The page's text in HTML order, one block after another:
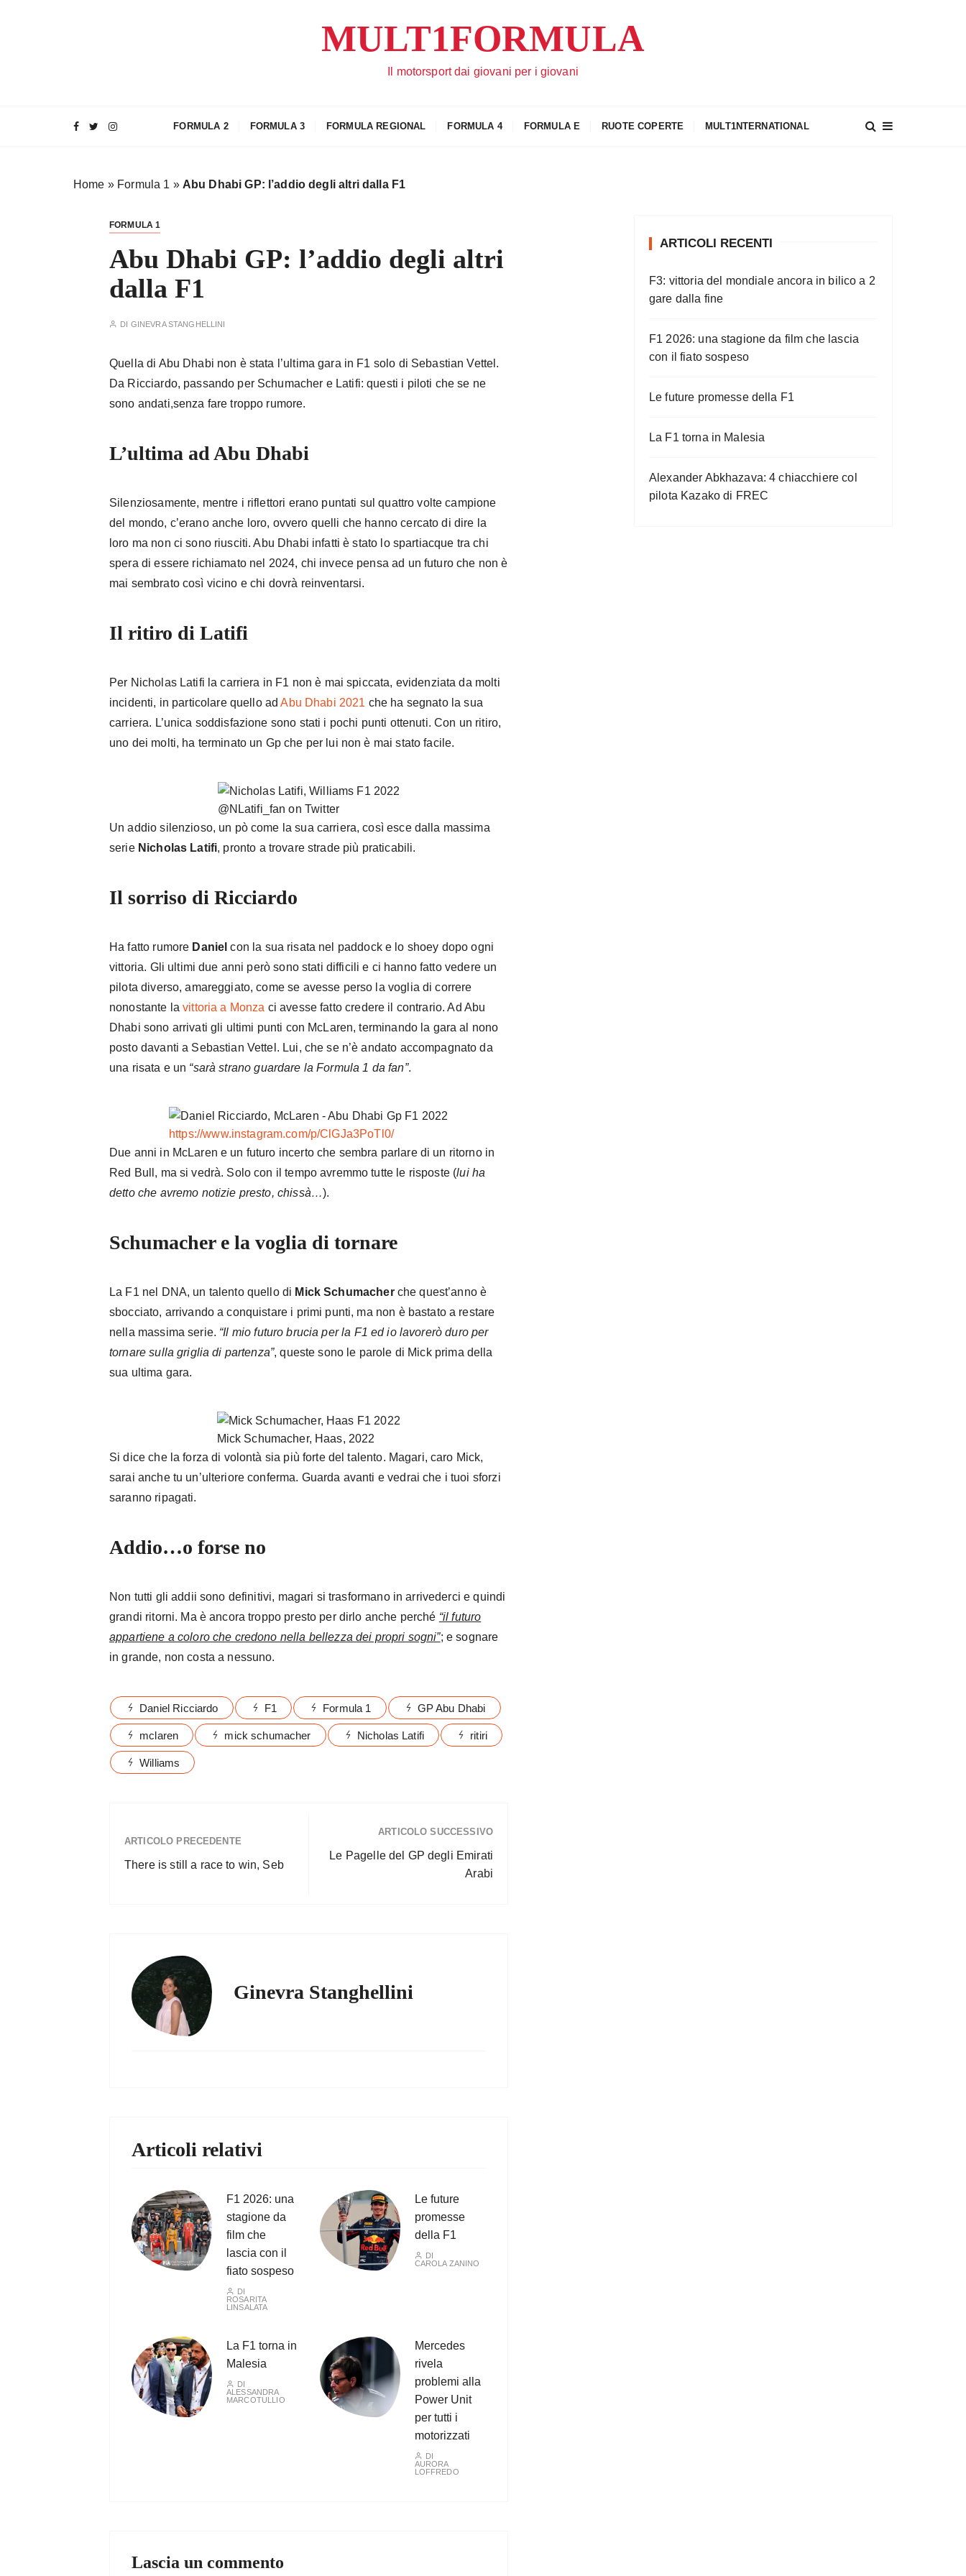
MULT1FORMULA
Il motorsport dai giovani per i giovani
FORMULA 2 FORMULA 3 FORMULA REGIONAL FORMULA 4 FORMULA E RUOTE COPERTE MULT1NTERNATIONAL
Home » Formula 1 » Abu Dhabi GP: l’addio degli altri dalla F1
FORMULA 1
Abu Dhabi GP: l’addio degli altri
dalla F1
DI GINEVRA STANGHELLINI
Quella di Abu Dhabi non è stata l’ultima gara in F1 solo di Sebastian Vettel.
Da Ricciardo, passando per Schumacher e Latifi: questi i piloti che se ne
sono andati,senza fare troppo rumore.
L’ultima ad Abu Dhabi
Silenziosamente, mentre i riflettori erano puntati sul quattro volte campione
del mondo, c’erano anche loro, ovvero quelli che hanno cercato di dire la
loro ma non ci sono riusciti. Abu Dhabi infatti è stato lo spartiacque tra chi
spera di essere richiamato nel 2024, chi invece pensa ad un futuro che non è
mai sembrato così vicino e chi dovrà reinventarsi.
Il ritiro di Latifi
Per Nicholas Latifi la carriera in F1 non è mai spiccata, evidenziata da molti
incidenti, in particolare quello adAbu Dhabi 2021 che ha segnato la sua
carriera. L’unica soddisfazione sono stati i pochi punti ottenuti. Con un ritiro,
uno dei molti, ha terminato un Gp che per lui non è mai stato facile.
@NLatifi_fan on Twitter
Un addio silenzioso, un pò come la sua carriera, così esce dalla massima
serie Nicholas Latifi, pronto a trovare strade più praticabili.
Il sorriso di Ricciardo
Ha fatto rumore Daniel con la sua risata nel paddock e lo shoey dopo ogni
vittoria. Gli ultimi due anni però sono stati difficili e ci hanno fatto vedere un
pilota diverso, amareggiato, come se avesse perso la voglia di correre
nonostante lavittoria a Monza ci avesse fatto credere il contrario. Ad Abu
Dhabi sono arrivati gli ultimi punti con McLaren, terminando la gara al nono
posto davanti a Sebastian Vettel. Lui, che se n’è andato accompagnato da
una risata e un “sarà strano guardare la Formula 1 da fan”.
https://www.instagram.com/p/ClGJa3PoTl0/
Due anni in McLaren e un futuro incerto che sembra parlare di un ritorno in
Red Bull, ma si vedrà. Solo con il tempo avremmo tutte le risposte (lui ha
detto che avremo notizie presto, chissà…).
Schumacher e la voglia di tornare
La F1 nel DNA, un talento quello di Mick Schumacherche quest’anno è
sbocciato, arrivando a conquistare i primi punti, ma non è bastato a restare
nella massima serie. “Il mio futuro brucia per la F1 ed io lavorerò duro per
tornare sulla griglia di partenza”, queste sono le parole di Mick prima della
sua ultima gara.
Mick Schumacher, Haas, 2022
Si dice che la forza di volontà sia più forte del talento. Magari, caro Mick,
sarai anche tu un’ulteriore conferma. Guarda avanti e vedrai che i tuoi sforzi
saranno ripagati.
Addio…o forse no
Non tutti gli addii sono definitivi, magari si trasformano in arrivederci e quindi
grandi ritorni. Ma è ancora troppo presto per dirlo anche perché “il futuro
appartiene a coloro che credono nella bellezza dei propri sogni”; e sognare
in grande, non costa a nessuno.
Daniel Ricciardo F1 Formula 1 GP Abu Dhabi
mclaren mick schumacher Nicholas Latifi ritiri
Williams
ARTICOLO PRECEDENTE
There is still a race to win, Seb
ARTICOLO SUCCESSIVO
Le Pagelle del GP degli Emirati
Arabi
Ginevra Stanghellini
Articoli relativi
F1 2026: una
stagione da
film che
lascia con il
fiato sospeso
DI
ROSARITA
LINSALATA
Le future
promesse
della F1
DI
CAROLA ZANINO
La F1 torna in
Malesia
DI
ALESSANDRA
MARCOTULLIO
Mercedes
rivela
problemi alla
Power Unit
per tutti i
motorizzati
DI
AURORA
LOFFREDO
Lascia un commento
ARTICOLI RECENTI
F3: vittoria del mondiale ancora in bilico a 2
gare dalla fine
F1 2026: una stagione da film che lascia
con il fiato sospeso
Le future promesse della F1
La F1 torna in Malesia
Alexander Abkhazava: 4 chiacchiere col
pilota Kazako di FREC